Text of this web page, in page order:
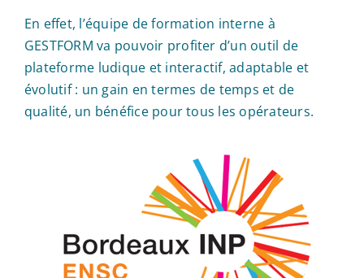
En effet, l’équipe de formation interne à
GESTFORM va pouvoir profiter d’un outil de
plateforme ludique et interactif, adaptable et
évolutif : un gain en termes de temps et de
qualité, un bénéfice pour tous les opérateurs.